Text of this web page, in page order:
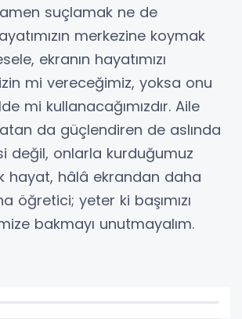
suçlamak ne de
merkezine koymak
ekranın hayatımızı
mi vereceğimiz, yoksa onu
mi kullanacağımızdır. Aile
da güçlendiren de aslında
değil, onlarla kurduğumuz
hayat, hâlâ ekrandan daha
öğretici; yeter ki başımızı
bakmayı unutmayalım.